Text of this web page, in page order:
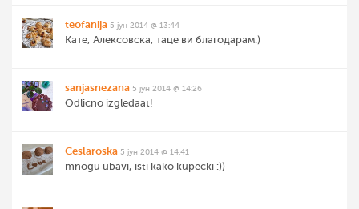
teofanija 5 јун 2014 @ 13:44
Кате, Алексовска, таце ви благодарам:)
sanjasnezana 5 јун 2014 @ 14:26
Odlicno izgledaat!
Ceslaroska 5 јун 2014 @ 14:41
mnogu ubavi, isti kako kupecki :))